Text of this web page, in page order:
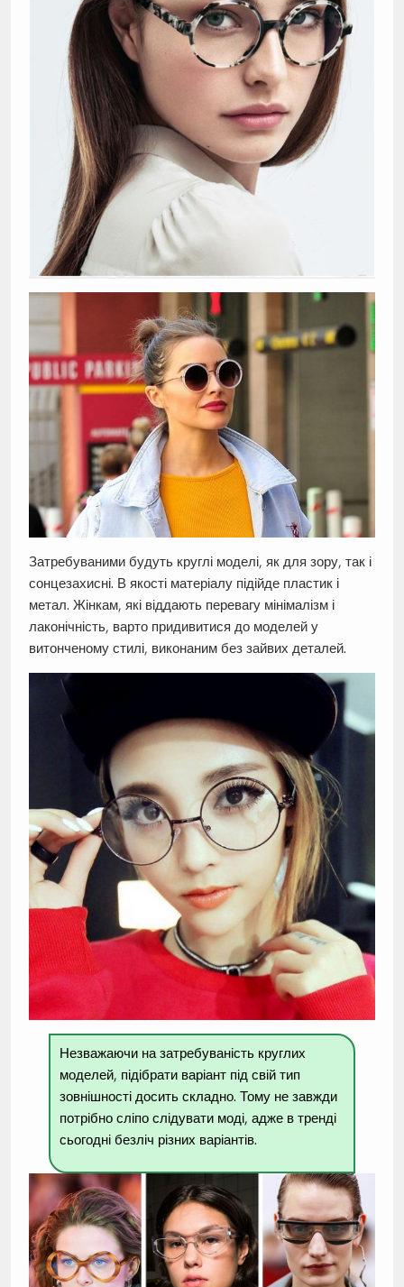
Затребуваними будуть круглі моделі, як для зору, так і
сонцезахисні. В якості матеріалу підійде пластик і
метал. Жінкам, які віддають перевагу мінімалізм і
лаконічність, варто придивитися до моделей у
витонченому стилі, виконаним без зайвих деталей.
Незважаючи на затребуваність круглих
моделей, підібрати варіант під свій тип
зовнішності досить складно. Тому не завжди
потрібно сліпо слідувати моді, адже в тренді
сьогодні безліч різних варіантів.